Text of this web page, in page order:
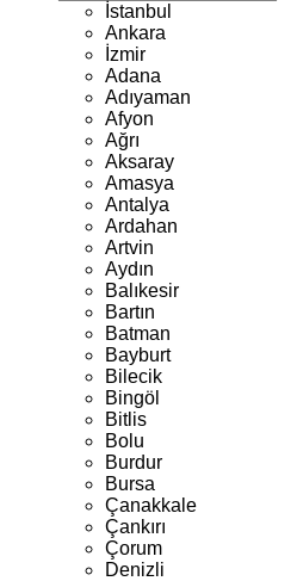
İstanbul
Ankara
İzmir
Adana
Adıyaman
Afyon
Ağrı
Aksaray
Amasya
Antalya
Ardahan
Artvin
Aydın
Balıkesir
Bartın
Batman
Bayburt
Bilecik
Bingöl
Bitlis
Bolu
Burdur
Bursa
Çanakkale
Çankırı
Çorum
Denizli